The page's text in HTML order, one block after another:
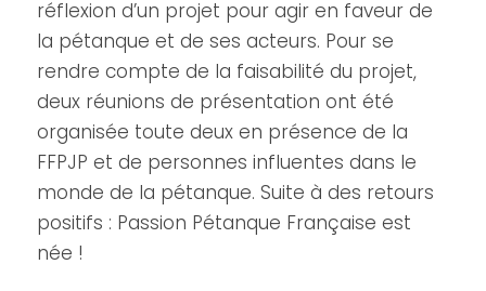
réflexion d’un projet pour agir en faveur de
la pétanque et de ses acteurs. Pour se
rendre compte de la faisabilité du projet,
deux réunions de présentation ont été
organisée toute deux en présence de la
FFPJP et de personnes influentes dans le
monde de la pétanque. Suite à des retours
positifs : Passion Pétanque Française est
née !